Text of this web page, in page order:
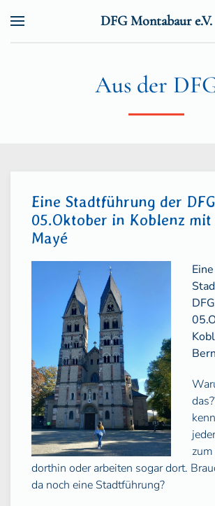
DFG Montabaur e.V.
Aus der
Eine Stadtführung der
05.Oktober in Koblenz
Mayé
Eine
dorthin oder arbeiten sogar dort.
da noch eine Stadtführung?